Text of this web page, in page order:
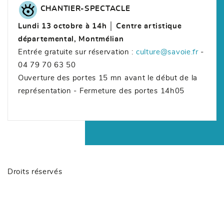
CHANTIER-SPECTACLE
Lundi 13 octobre à 14h │ Centre artistique
départemental, Montmélian
Entrée gratuite sur réservation : culture@savoie.fr-
04 79 70 63 50
Ouverture des portes 15 mn avant le début de la
représentation - Fermeture des portes 14h05
Droits réservés